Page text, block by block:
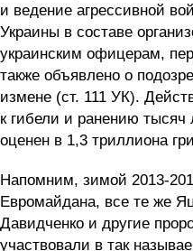
и ведение агрессивной
Украины в составе
украинским офицерам,
также объявлено о
измене (ст. 111 УК).
к гибели и ранению
оценен в 1,3 триллиона
Напомним, зимой 2013-
Евромайдана, все те же
Давидченко и другие
участвовали в так